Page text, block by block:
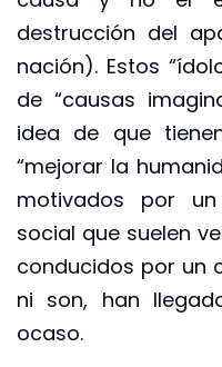
destrucción del
nación). Estos
de “causas
idea de que
“mejorar la
motivados por un
social que suelen
conducidos por un
ni son, han
ocaso.